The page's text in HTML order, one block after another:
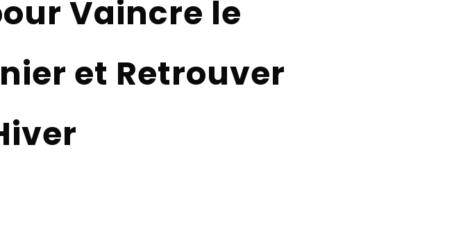
Vaincre le
et Retrouver